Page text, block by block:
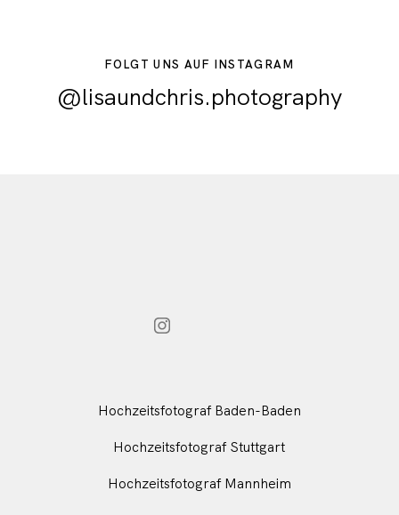
FOLGT UNS AUF INSTAGRAM
@lisaundchris.photography
Hochzeitsfotograf Baden-Baden
Hochzeitsfotograf Stuttgart
Hochzeitsfotograf Mannheim